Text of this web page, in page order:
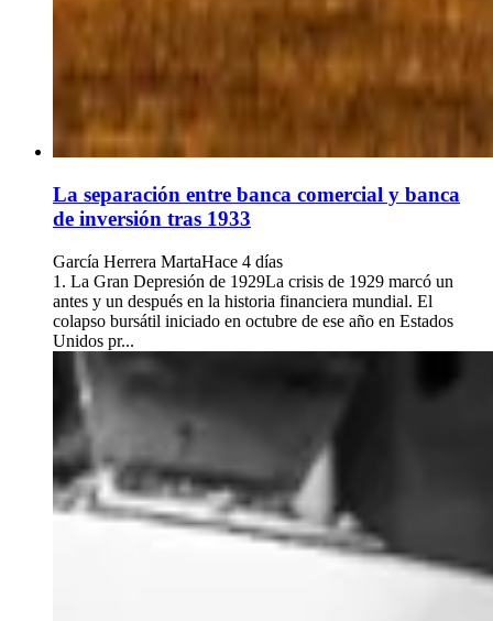
La separación entre banca comercial y banca
de inversión tras 1933
García Herrera MartaHace 4 días
1. La Gran Depresión de 1929La crisis de 1929 marcó un
antes y un después en la historia financiera mundial. El
colapso bursátil iniciado en octubre de ese año en Estados
Unidos pr...